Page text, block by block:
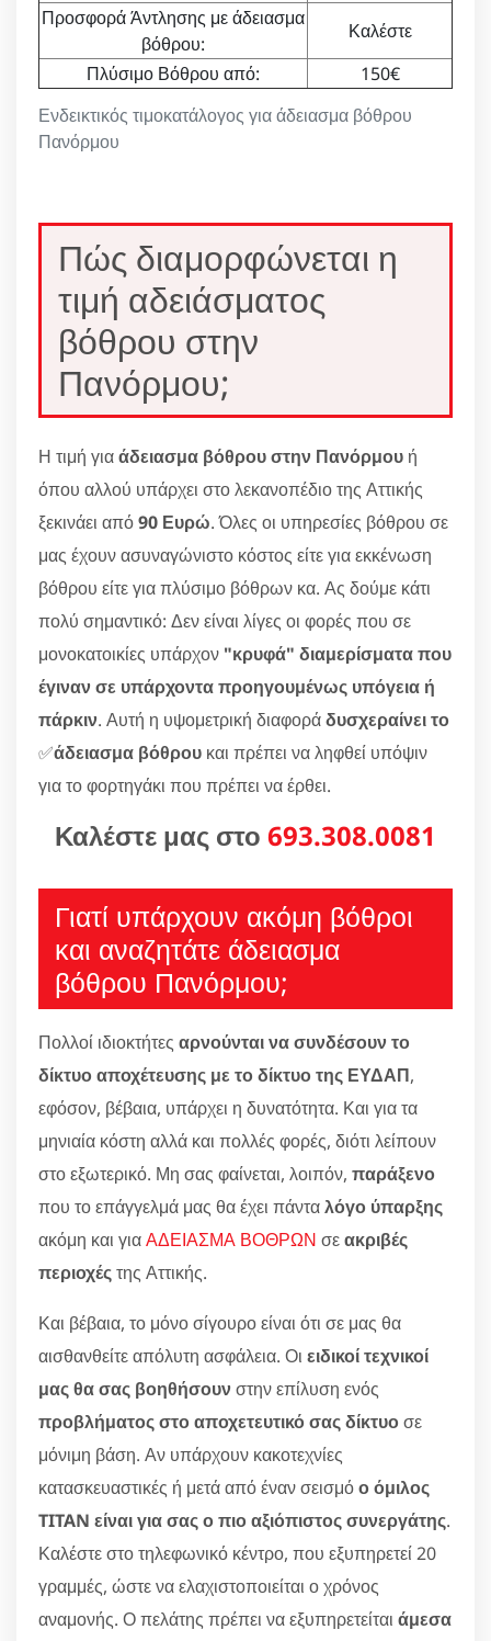
Ενδεικτικός τιμοκατάλογος για άδειασμα βόθρου
Πανόρμου
Προσφορά Άντλησης με άδειασμα
βόθρου:
Καλέστε
Πλύσιμο Βόθρου από:
150€
Πώς διαμορφώνεται η
τιμή αδειάσματος
βόθρου στην
Πανόρμου;
Η τιμή γιαάδειασμα βόθρου στην Πανόρμου ή
όπου αλλού υπάρχει στο λεκανοπέδιο της Αττικής
ξεκινάει από90 Ευρώ. Όλες οι υπηρεσίες βόθρου σε
μας έχουν ασυναγώνιστο κόστος είτε για εκκένωση
βόθρου είτε για πλύσιμο βόθρων κα. Ας δούμε κάτι
πολύ σημαντικό: Δεν είναι λίγες οι φορές που σε
μονοκατοικίες υπάρχον "κρυφά" διαμερίσματα που
έγιναν σε υπάρχοντα προηγουμένως υπόγεια ή
πάρκιν. Αυτή η υψομετρική διαφοράδυσχεραίνει το
✅άδειασμα βόθρου και πρέπει να ληφθεί υπόψιν
για το φορτηγάκι που πρέπει να έρθει.
Καλέστε μας στο 693.308.0081
Γιατί υπάρχουν ακόμη βόθροι
και αναζητάτε άδειασμα
βόθρου Πανόρμου;
Πολλοί ιδιοκτήτες αρνούνται να συνδέσουν το
δίκτυο αποχέτευσης με το δίκτυο της ΕΥΔΑΠ,
εφόσον, βέβαια, υπάρχει η δυνατότητα. Και για τα
μηνιαία κόστη αλλά και πολλές φορές, διότι λείπουν
στο εξωτερικό. Μη σας φαίνεται, λοιπόν, παράξενο
που το επάγγελμά μας θα έχει πάνταλόγο ύπαρξης
ακόμη και γιαΑΔΕΙΑΣΜΑ ΒΟΘΡΩΝ σεακριβές
περιοχέςτης Αττικής.
Και βέβαια, το μόνο σίγουρο είναι ότι σε μας θα
αισθανθείτε απόλυτη ασφάλεια. Οι ειδικοί τεχνικοί
μας θα σας βοηθήσουνστην επίλυση ενός
προβλήματος στο αποχετευτικό σας δίκτυοσε
μόνιμη βάση. Αν υπάρχουν κακοτεχνίες
κατασκευαστικές ή μετά από έναν σεισμόο όμιλος
TITAN είναι για σας ο πιο αξιόπιστος συνεργάτης.
Καλέστε στο τηλεφωνικό κέντρο, που εξυπηρετεί 20
γραμμές, ώστε να ελαχιστοποιείται ο χρόνος
αναμονής. Ο πελάτης πρέπει να εξυπηρετείται άμεσα